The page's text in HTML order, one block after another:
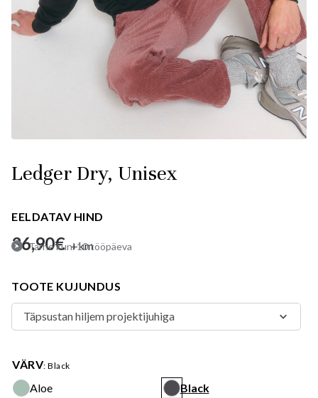
Ledger Dry, Unisex
EELDATAV HIND
36,90€ +km
Tarne kuni 10 tööpäeva
TOOTE KUJUNDUS
VÄRV: Black
Aloe Black